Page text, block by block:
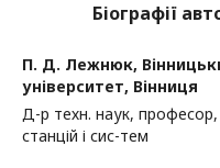
Біографії
П. Д. Лежнюк,
університет, Вінниця
Д-р техн. наук,
станцій і сис-тем